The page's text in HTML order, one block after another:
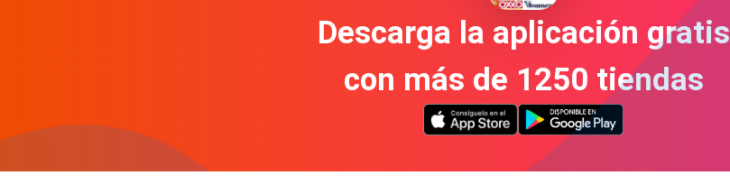
Descarga la aplicación gratis
con más de 1250 tiendas